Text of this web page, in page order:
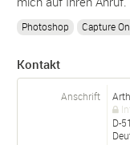
Photoshop Capture
Kontakt
Anschrift
D-